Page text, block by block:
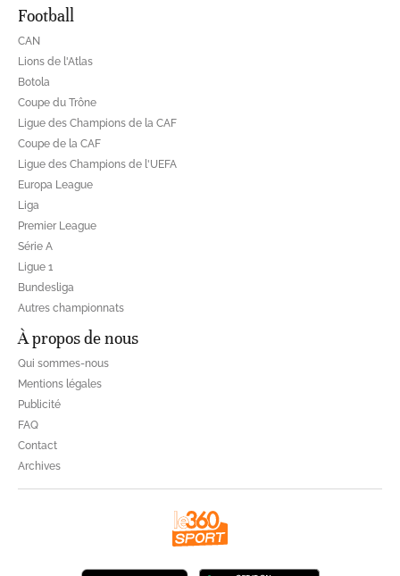
Football
CAN
Lions de l'Atlas
Botola
Coupe du Trône
Ligue des Champions de la CAF
Coupe de la CAF
Ligue des Champions de l'UEFA
Europa League
Liga
Premier League
Série A
Ligue 1
Bundesliga
Autres championnats
À propos de nous
Qui sommes-nous
Mentions légales
Publicité
FAQ
Contact
Archives